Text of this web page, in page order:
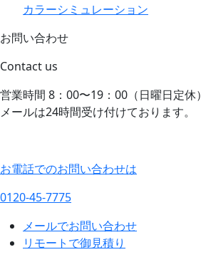
カラーシミュレーション
お問い合わせ
Contact us
営業時間 8：00〜19：00（日曜日定休）
メールは24時間受け付けております。
お電話でのお問い合わせは
0120-45-7775
メールでお問い合わせ
リモートで御見積り